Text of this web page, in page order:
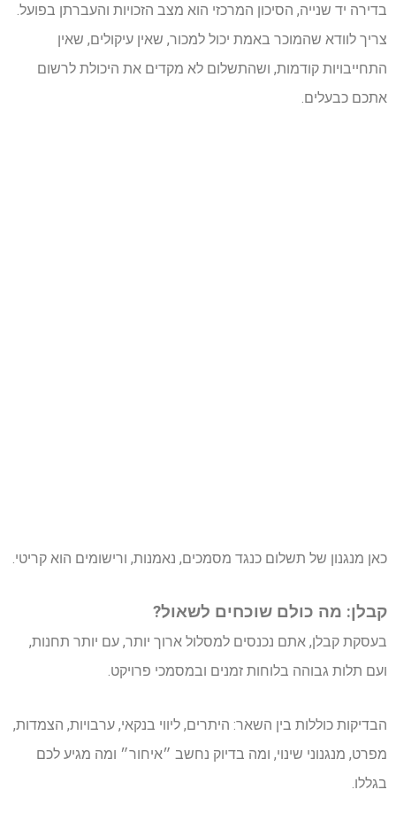
בדירה יד שנייה, הסיכון המרכזי הוא מצב הזכויות והעברתן בפועל.
צריך לוודא שהמוכר באמת יכול למכור, שאין עיקולים, שאין
התחייבויות קודמות, ושהתשלום לא מקדים את היכולת לרשום
אתכם כבעלים.
כאן מנגנון של תשלום כנגד מסמכים, נאמנות, ורישומים הוא קריטי.
קבלן: מה כולם שוכחים לשאול?
בעסקת קבלן, אתם נכנסים למסלול ארוך יותר, עם יותר תחנות,
ועם תלות גבוהה בלוחות זמנים ובמסמכי פרויקט.
הבדיקות כוללות בין השאר: היתרים, ליווי בנקאי, ערבויות, הצמדות,
מפרט, מנגנוני שינוי, ומה בדיוק נחשב ״איחור״ ומה מגיע לכם
בגללו.